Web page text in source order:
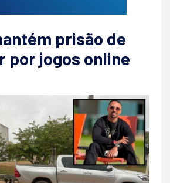
prisão de
por jogos online